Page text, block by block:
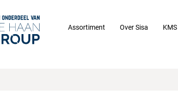
Assortiment Over Sisa KMS